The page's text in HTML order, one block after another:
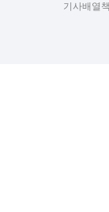
기사배열